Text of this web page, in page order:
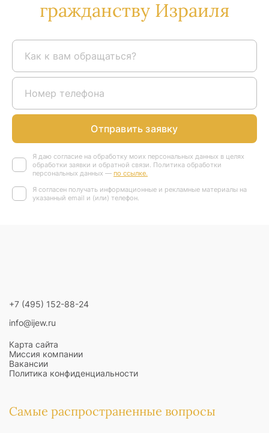
гражданству Израиля
Отправить заявку
Я даю согласие на обработку моих персональных данных в целях
обработки заявки и обратной связи. Политика обработки
персональных данных — по ссылке.
Я согласен получать информационные и рекламные материалы на
указанный email и (или) телефон.
+7 (495) 152-88-24
info@ijew.ru
Карта сайта
Миссия компании
Вакансии
Политика конфиденциальности
Самые распространенные вопросы